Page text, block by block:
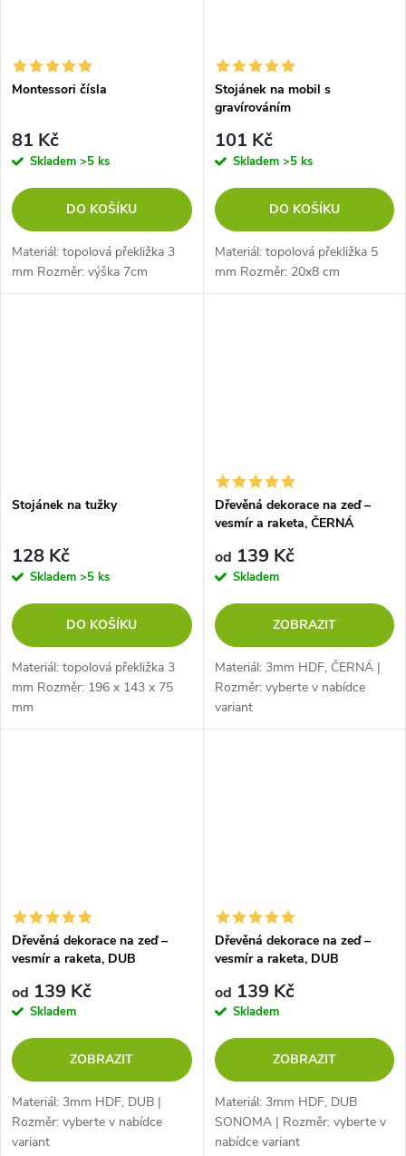
Montessori čísla
81 Kč
Skladem >5 ks
DO KOŠÍKU
Materiál: topolová překližka 3
mm Rozměr: výška 7cm
Stojánek na mobil s
gravírováním
101 Kč
Skladem >5 ks
DO KOŠÍKU
Materiál: topolová překližka 5
mm Rozměr: 20x8 cm
Stojánek na tužky
128 Kč
Skladem >5 ks
DO KOŠÍKU
Materiál: topolová překližka 3
mm Rozměr: 196 x 143 x 75
mm
Dřevěná dekorace na zeď –
vesmír a raketa, ČERNÁ
od 139 Kč
Skladem
ZOBRAZIT
Materiál: 3mm HDF, ČERNÁ |
Rozměr: vyberte v nabídce
variant
Dřevěná dekorace na zeď –
vesmír a raketa, DUB
od 139 Kč
Skladem
ZOBRAZIT
Materiál: 3mm HDF, DUB |
Rozměr: vyberte v nabídce
variant
Dřevěná dekorace na zeď –
vesmír a raketa, DUB
od 139 Kč
Skladem
ZOBRAZIT
Materiál: 3mm HDF, DUB
SONOMA | Rozměr: vyberte v
nabídce variant